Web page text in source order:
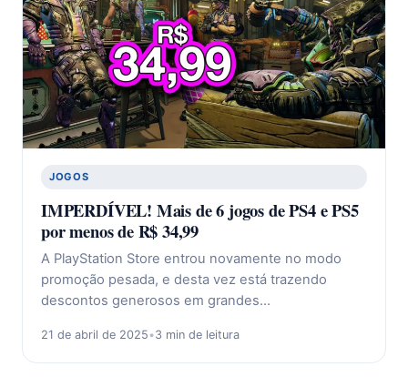
JOGOS
IMPERDÍVEL! Mais de 6 jogos de PS4 e PS5
por menos de R$ 34,99
A PlayStation Store entrou novamente no modo
promoção pesada, e desta vez está trazendo
descontos generosos em grandes…
21 de abril de 2025•3 min de leitura